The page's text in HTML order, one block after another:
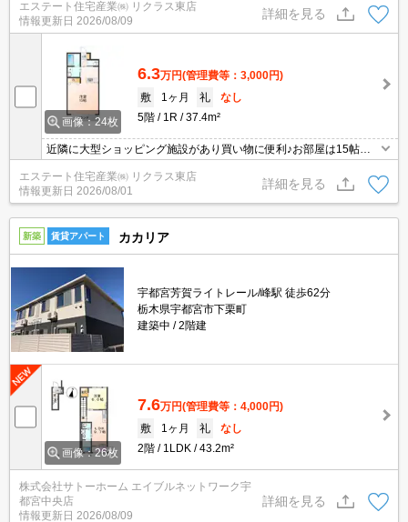
エステート住宅産業㈱ リクラス東店
情報更新日 2026/08/09
詳細を見る
画像：24枚
6.3万円(管理費等：3,000円)
敷
1ヶ月 礼
なし
5階
1R 37.4m²
近隣に大型ショッピング施設があり買い物に便利♪お部屋は15帖と
広めの1Rです♪
エステート住宅産業㈱ リクラス東店
情報更新日 2026/08/01
詳細を見る
新築 賃貸アパート カカリア
宇都宮芳賀ライトレール/峰駅 徒歩62分
栃木県宇都宮市下栗町
建築中
2階建
画像：26枚
7.6万円(管理費等：4,000円)
敷
1ヶ月 礼
なし
2階
1LDK 43.2m²
株式会社サトーホーム エイブルネットワーク宇
都宮中央店
情報更新日 2026/08/09
詳細を見る